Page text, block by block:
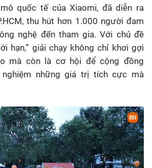
quốc tế của Xiaomi, đã diễn ra
thu hút hơn 1.000 người đam
nghệ đến tham gia. Với chủ đề
hạn,” giải chạy không chỉ khơi gợi
mà còn là cơ hội để cộng đồng
nghiệm những giá trị tích cực mà